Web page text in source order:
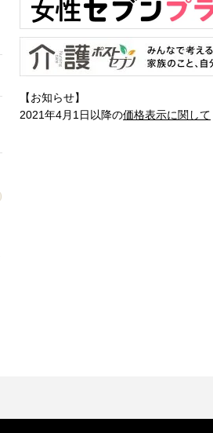
【お知らせ】
2021年4月1日以降の価格表示に関して